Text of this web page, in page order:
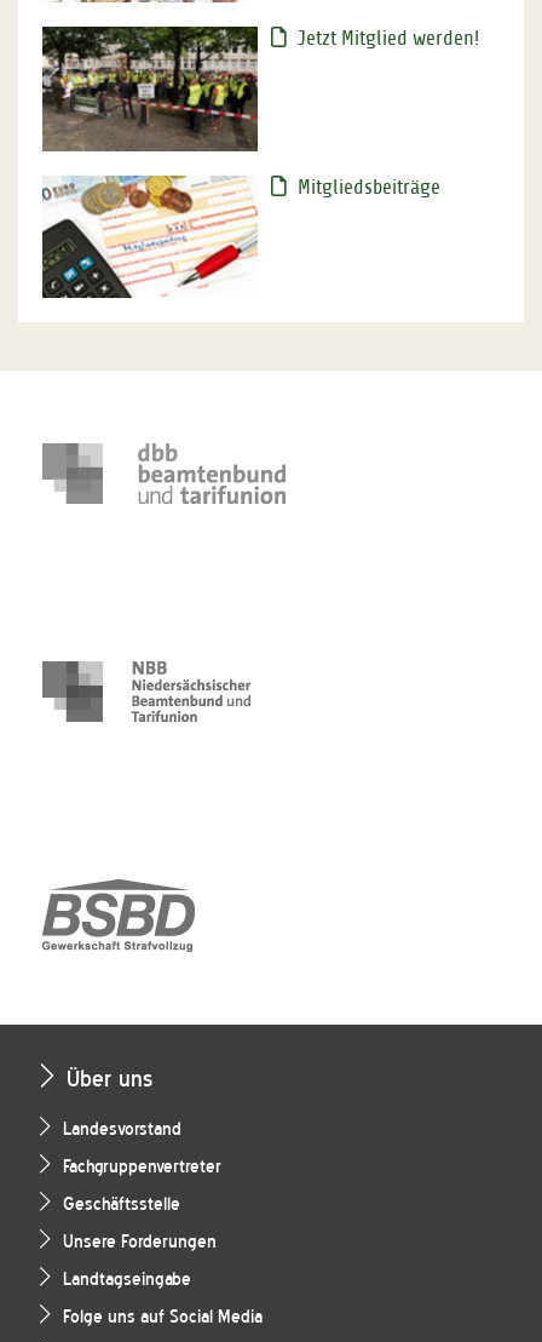
Jetzt Mitglied werden!
Mitgliedsbeiträge
Über uns
Landesvorstand
Fachgruppenvertreter
Geschäftsstelle
Unsere Forderungen
Landtagseingabe
Folge uns auf Social Media